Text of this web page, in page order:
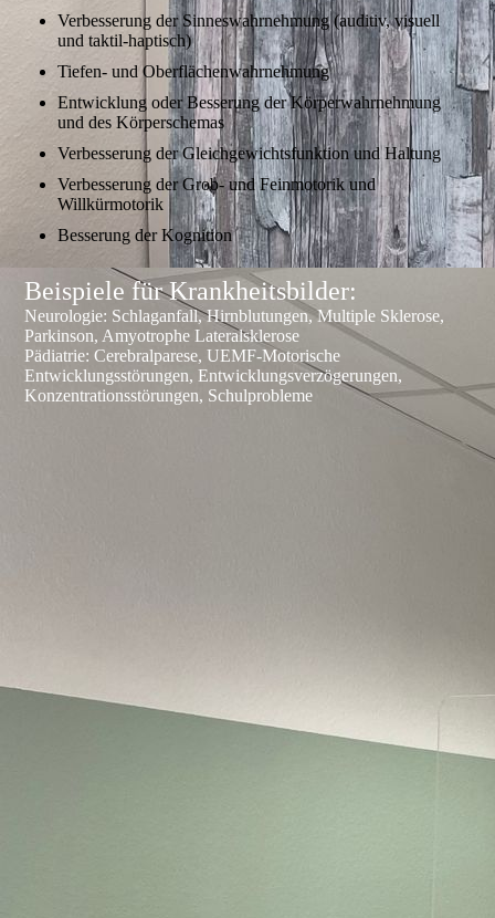
Verbesserung der Sinneswahrnehmung (auditiv, visuell
und taktil-haptisch)
Tiefen- und Oberflächenwahrnehmung
Entwicklung oder Besserung der Körperwahrnehmung
und des Körperschemas
Verbesserung der Gleichgewichtsfunktion und Haltung
Verbesserung der Grob- und Feinmotorik und
Willkürmotorik
Besserung der Kognition
Beispiele für Krankheitsbilder:
Neurologie: Schlaganfall, Hirnblutungen, Multiple Sklerose,
Parkinson, Amyotrophe Lateralsklerose
Pädiatrie: Cerebralparese, UEMF-Motorische
Entwicklungsstörungen, Entwicklungsverzögerungen,
Konzentrationsstörungen, Schulprobleme